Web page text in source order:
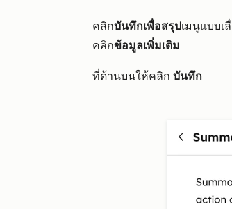
คลิกบันทึกเพื่อสรุปเมนูแบบเ
คลิกข้อมูลเพิ่มเติม
ที่ด้านบนให้คลิก บันทึก